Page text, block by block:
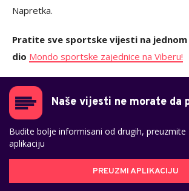
Napretka.
Pratite sve sportske vijesti na
dio Mondo sportske zajednice na Viberu!
Naše vijesti ne morate da
Budite bolje informisani od drugih,
aplikaciju
PREUZMI APLIKACIJU